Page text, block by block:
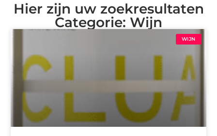
Hier zijn uw zoekresultaten
Categorie: Wijn
WIJN